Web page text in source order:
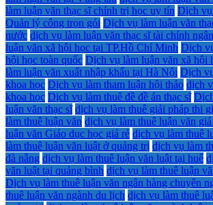
làm luận văn thạc sĩ chính trị học uy tín Dịch vụ
Quản lý công trọn gói Dịch vụ làm luận văn
nước dịch vụ làm luận văn thạc sĩ tài chính
luận văn xã hội học tại TP.Hồ Chí Minh Dịch
hội học toàn quốc Dịch vụ làm luận văn xã hội
làm luận văn xuất nhập khẩu tại Hà Nội Dịch
khoa học Dịch vụ làm tham luận hội thảo dịch
khoa học Dịch vụ làm thuê đề đề án thạc sĩ
luận văn thạc sĩ dịch vụ làm thuê giải pháp thi
làm thuê luận văn dịch vụ làm thuê luận văn
luận văn Giáo dục học giá rẻ dịch vụ làm thuê
làm thuê luận văn luật ở quảng trị dịch vụ làm
đà nẵng dịch vụ làm thuê luận văn luật tại huế
văn luật tại quảng bình dịch vụ làm thuê luận
Dịch vụ làm thuê luận văn ngân hàng chuyên
thuê luận văn ngành du lịch dịch vụ làm thuê